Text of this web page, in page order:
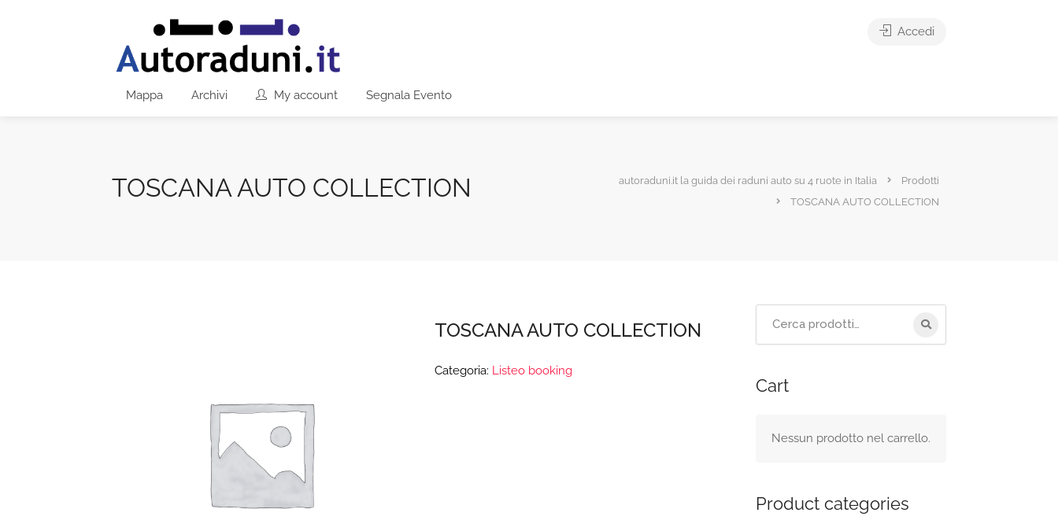
Mappa Archivi My account Segnala Evento
Accedi
TOSCANA AUTO COLLECTION autoraduni.it la guida dei raduni auto su 4 ruote in Italia
Prodotti
TOSCANA AUTO COLLECTION
TOSCANA AUTO COLLECTION
Categoria: Listeo booking
Cart
Nessun prodotto nel carrello.
Product categories